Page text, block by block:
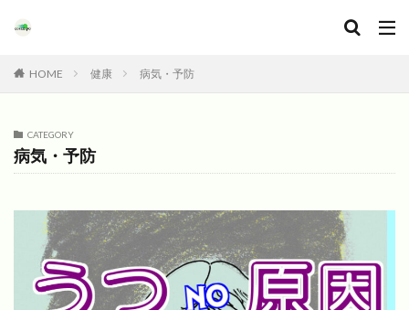
HOME 健康 病気・予防
CATEGORY
病気・予防